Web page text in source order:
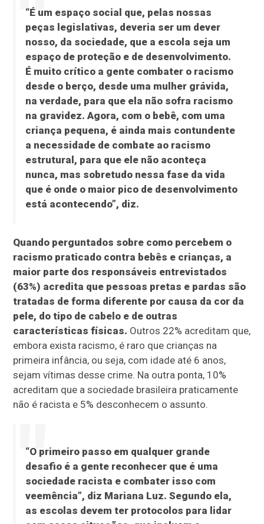
“É um espaço social que, pelas nossas
peças legislativas, deveria ser um dever
nosso, da sociedade, que a escola seja um
espaço de proteção e de desenvolvimento.
É muito crítico a gente combater o racismo
desde o berço, desde uma mulher grávida,
na verdade, para que ela não sofra racismo
na gravidez. Agora, com o bebê, com uma
criança pequena, é ainda mais contundente
a necessidade de combate ao racismo
estrutural, para que ele não aconteça
nunca, mas sobretudo nessa fase da vida
que é onde o maior pico de desenvolvimento
está acontecendo”, diz.
Quando perguntados sobre como percebem o
racismo praticado contra bebês e crianças, a
maior parte dos responsáveis entrevistados
(63%) acredita que pessoas pretas e pardas são
tratadas de forma diferente por causa da cor da
pele, do tipo de cabelo e de outras
características físicas. Outros 22% acreditam que,
embora exista racismo, é raro que crianças na
primeira infância, ou seja, com idade até 6 anos,
sejam vítimas desse crime. Na outra ponta, 10%
acreditam que a sociedade brasileira praticamente
não é racista e 5% desconhecem o assunto.
“O primeiro passo em qualquer grande
desafio é a gente reconhecer que é uma
sociedade racista e combater isso com
veemência”, diz Mariana Luz. Segundo ela,
as escolas devem ter protocolos para lidar